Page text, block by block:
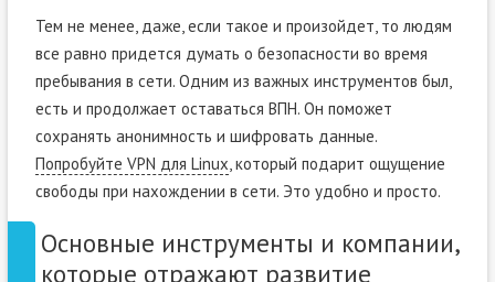
Тем не менее, даже, если такое и произойдет, то людям
все равно придется думать о безопасности во время
пребывания в сети. Одним из важных инструментов был,
есть и продолжает оставаться ВПН. Он поможет
сохранять анонимность и шифровать данные.
Попробуйте VPN для Linux, который подарит ощущение
свободы при нахождении в сети. Это удобно и просто.
Основные инструменты и компании,
которые отражают развитие